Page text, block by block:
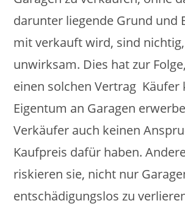
darunter liegende Grund und
mit verkauft wird, sind
unwirksam. Dies hat zur
einen solchen Vertrag Käufer
Eigentum an Garagen
Verkäufer auch keinen
Kaufpreis dafür haben.
riskieren sie, nicht nur
entschädigungslos zu